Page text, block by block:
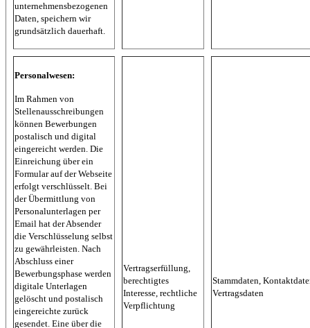
unternehmensbezogenen
Daten, speichern wir
grundsätzlich dauerhaft.
Personalwesen:
Im Rahmen von
Stellenausschreibungen
können Bewerbungen
postalisch und digital
eingereicht werden. Die
Einreichung über ein
Formular auf der Webseite
erfolgt verschlüsselt. Bei
der Übermittlung von
Personalunterlagen per
Email hat der Absender
die Verschlüsselung selbst
zu gewährleisten. Nach
Abschluss einer
Bewerbungsphase werden
digitale Unterlagen
gelöscht und postalisch
eingereichte zurück
gesendet. Eine über die
Vertragserfüllung,
berechtigtes
Interesse, rechtliche
Verpflichtung
Stammdaten,
Vertragsdaten